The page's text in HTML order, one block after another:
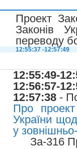
Проект
Законів
переводу
12:55:37 -12:57:49
12:55:49-
12:56:57-
12:57:38 -
Про
України
у
За-316